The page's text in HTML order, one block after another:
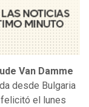
Van Damme
desde Bulgaria
el lunes